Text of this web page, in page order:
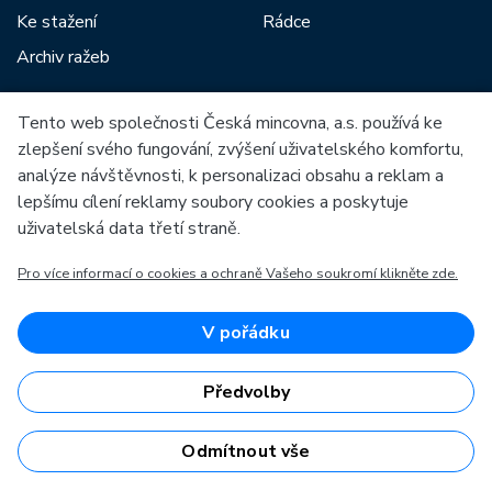
Ke stažení
Archiv ražeb
Rádce
Mezi naše partnery patří:
Evropská unie
OP Podnikání a inovace pro konkurenceschopnost
Evropský fond pro regionální rozvoj
Česká mincovna, a.s. © 1993 - 2026
Tento web společnosti Česká mincovna, a.s. používá ke
zlepšení svého fungování, zvýšení uživatelského komfortu,
analýze návštěvnosti, k personalizaci obsahu a reklam a
lepšímu cílení reklamy soubory cookies a poskytuje
uživatelská data třetí straně.
Pro více informací o cookies a ochraně Vašeho soukromí klikněte zde.
V pořádku
Předvolby
Odmítnout vše